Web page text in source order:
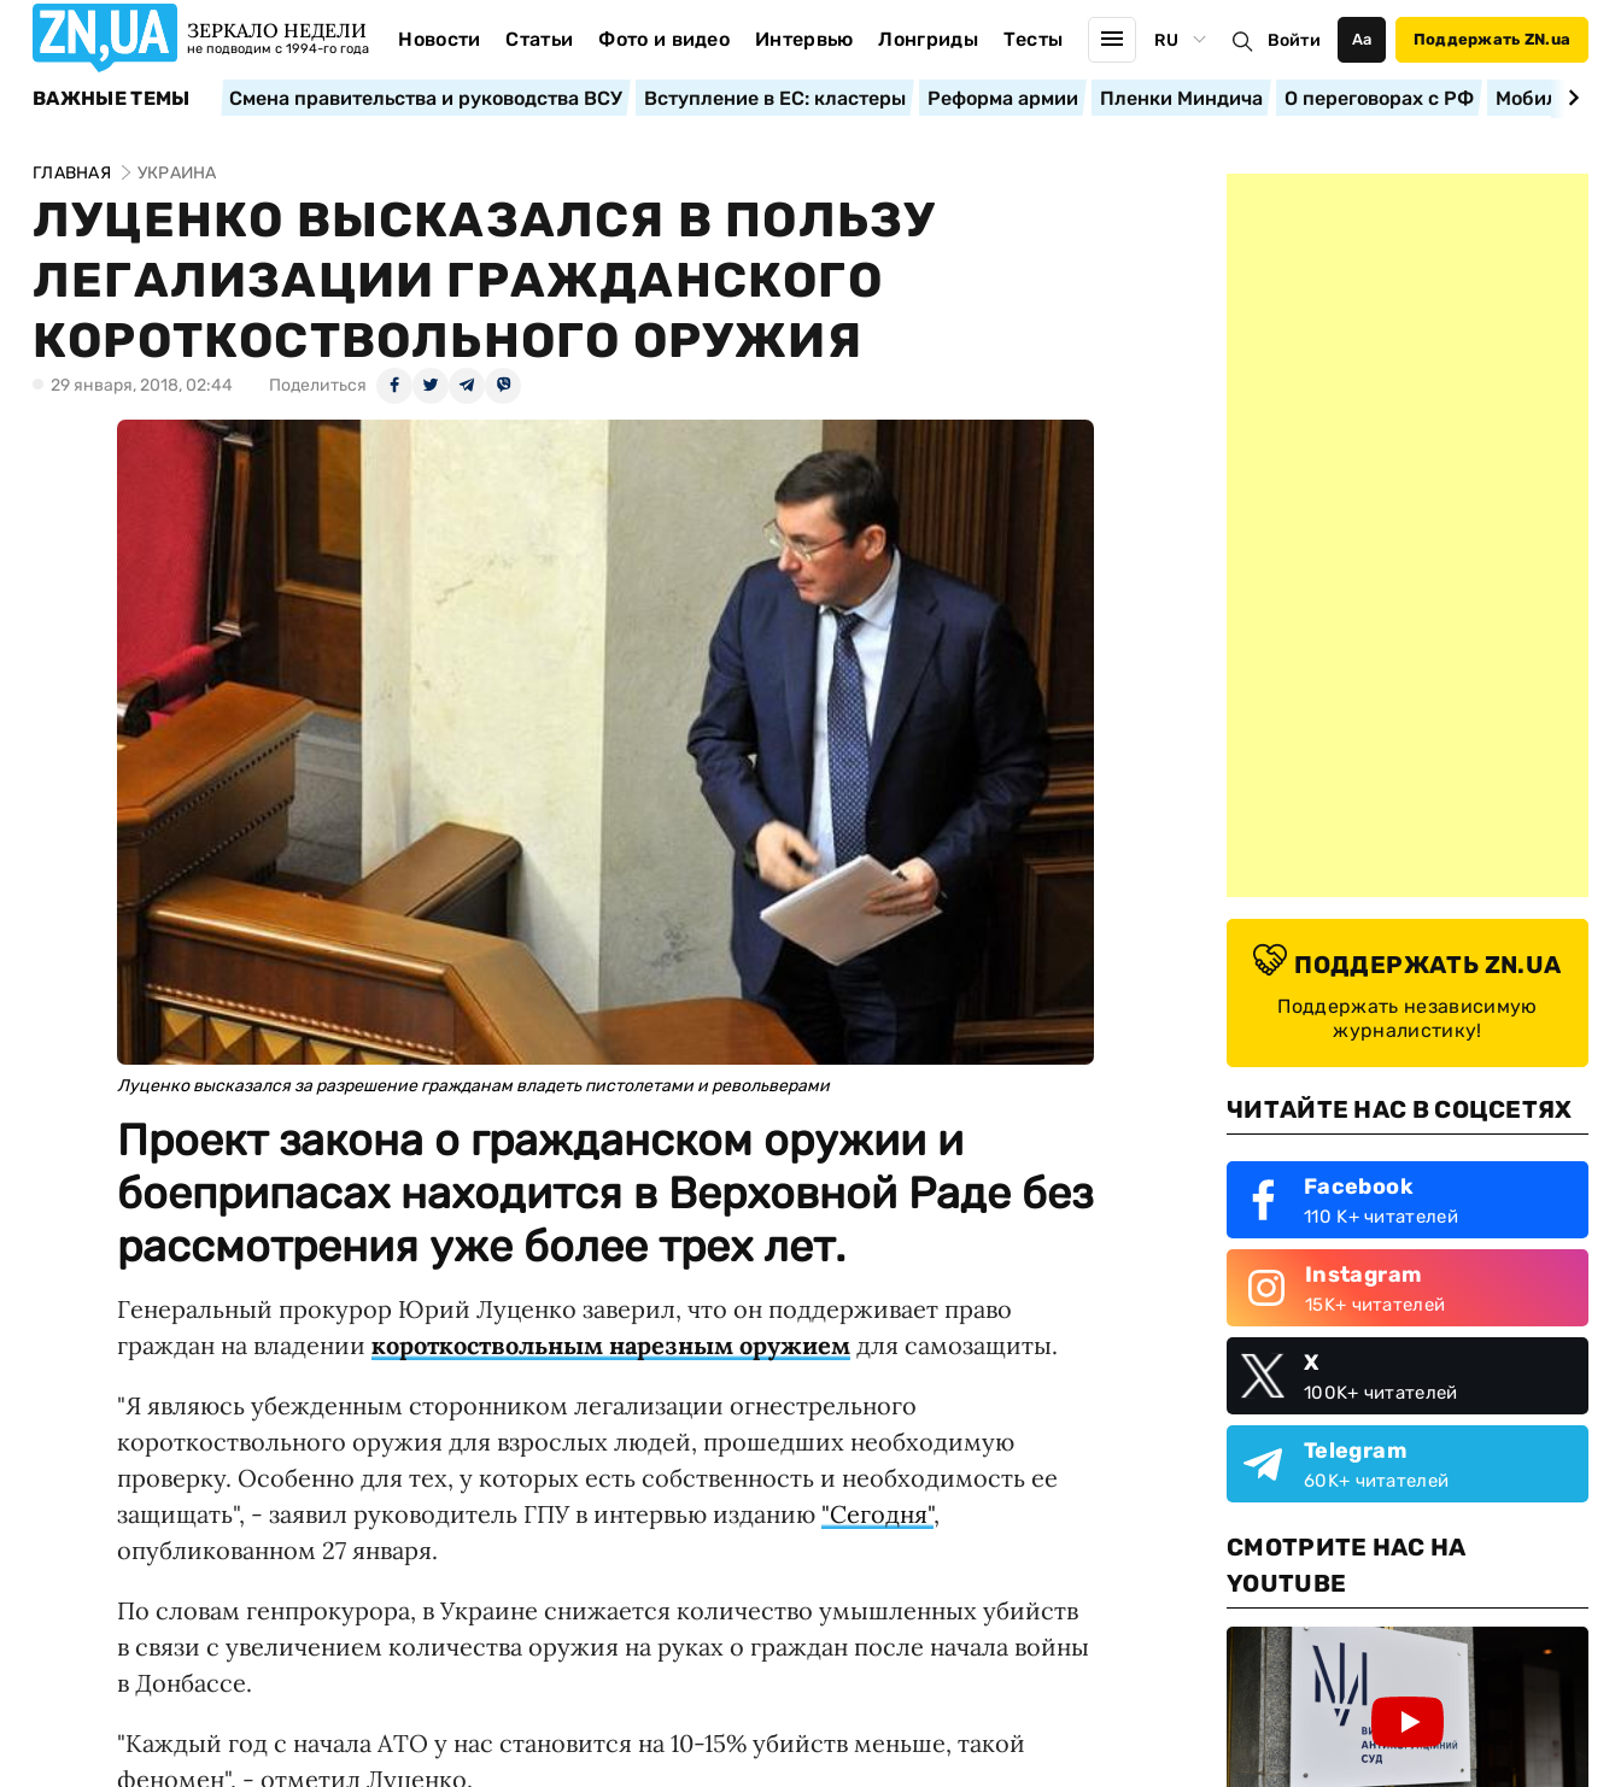
ЗЕРКАЛО НЕДЕЛИ
не подводим с 1994-го года Новости Статьи Фото и видео Интервью Лонгриды Тесты RU Войти Аа Поддержать ZN.ua
ВАЖНЫЕ ТЕМЫ Смена правительства и руководства ВСУ Вступление в ЕС: кластеры Реформа армии Пленки Миндича О переговорах с РФ
ГЛАВНАЯ УКРАИНА
ЛУЦЕНКО ВЫСКАЗАЛСЯ В ПОЛЬЗУ
ЛЕГАЛИЗАЦИИ ГРАЖДАНСКОГО
КОРОТКОСТВОЛЬНОГО ОРУЖИЯ
29 января, 2018, 02:44 Поделиться
Луценко высказался за разрешение гражданам владеть пистолетами и револьверами
Проект закона о гражданском оружии и
боеприпасах находится в Верховной Раде без
рассмотрения уже более трех лет.
Генеральный прокурор Юрий Луценко заверил, что он поддерживает право
граждан на владении короткоствольным нарезным оружием для самозащиты.
"Я являюсь убежденным сторонником легализации огнестрельного
короткоствольного оружия для взрослых людей, прошедших необходимую
проверку. Особенно для тех, у которых есть собственность и необходимость ее
защищать", - заявил руководитель ГПУ в интервью изданию "Сегодня",
опубликованном 27 января.
По словам генпрокурора, в Украине снижается количество умышленных убийств
в связи с увеличением количества оружия на руках о граждан после начала войны
в Донбассе.
"Каждый год с начала АТО у нас становится на 10-15% убийств меньше, такой
феномен", - отметил Луценко.
ПОДДЕРЖАТЬ ZN.UA
Поддержать независимую
журналистику!
ЧИТАЙТЕ НАС В СОЦСЕТЯХ
Facebook
110 K+ читателей
Instagram
15K+ читателей
X
100K+ читателей
Telegram
60K+ читателей
СМОТРИТЕ НАС НА
YOUTUBE